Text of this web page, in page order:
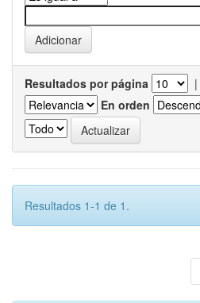
Resultados por página |
En orden
Resultados 1-1 de 1.